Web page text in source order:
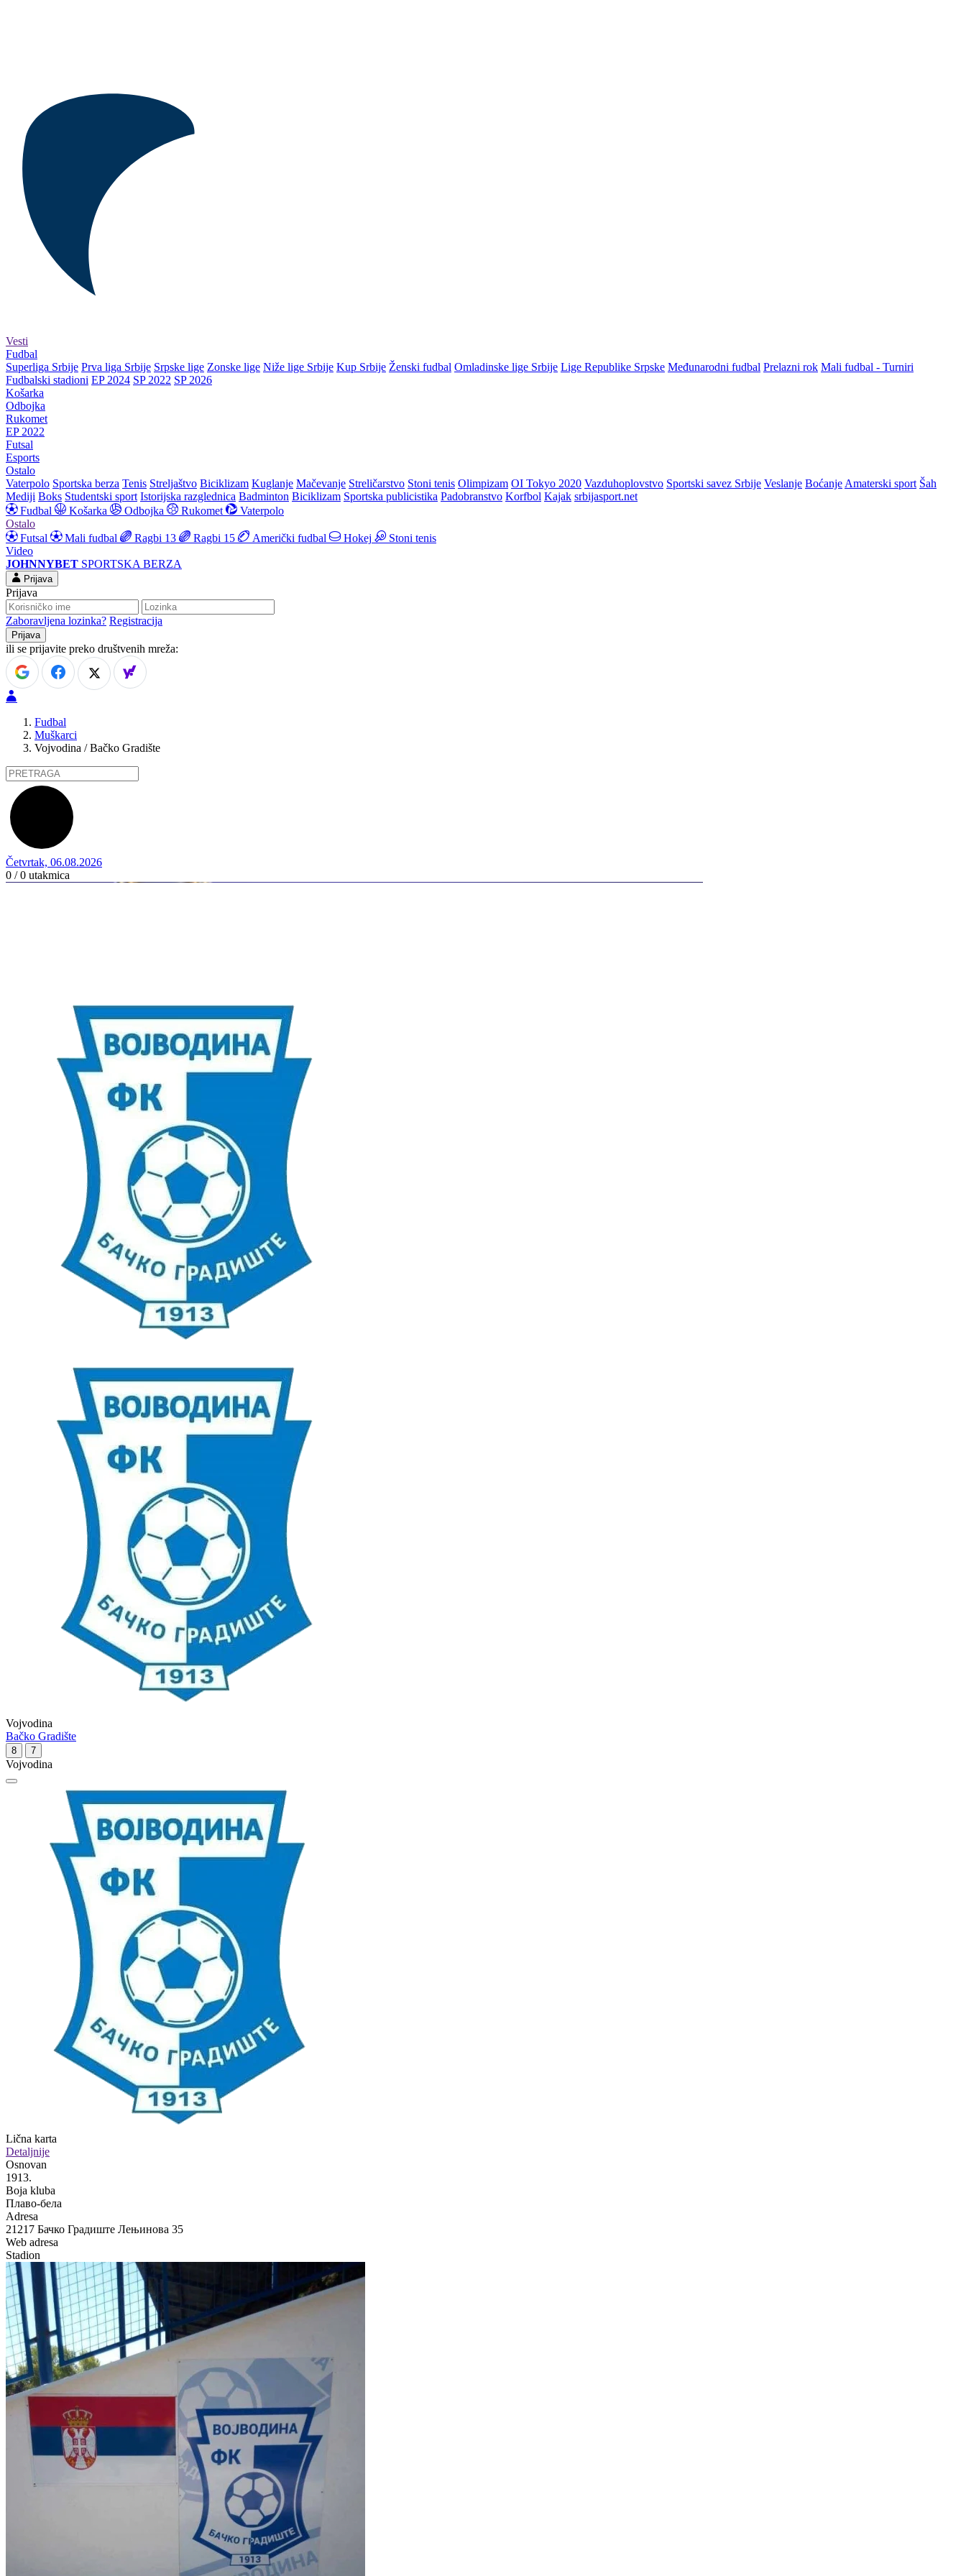
Vesti
Fudbal
Superliga Srbije Prva liga Srbije Srpske lige Zonske lige Niže lige Srbije Kup Srbije Ženski fudbal Omladinske lige Srbije Lige Republike Srpske Međunarodni fudbal Prelazni rok Mali fudbal - Turniri
Fudbalski stadioni EP 2024 SP 2022 SP 2026
Košarka
Odbojka
Rukomet
EP 2022
Futsal
Esports
Ostalo
Vaterpolo Sportska berza Tenis Streljaštvo Biciklizam Kuglanje Mačevanje Streličarstvo Stoni tenis Olimpizam OI Tokyo 2020 Vazduhoplovstvo Sportski savez Srbije Veslanje Boćanje Amaterski sport Šah
Mediji Boks Studentski sport Istorijska razglednica Badminton Biciklizam Sportska publicistika Padobranstvo Korfbol Kajak srbijasport.net
Fudbal
Košarka Odbojka Rukomet
Vaterpolo
Ostalo
Futsal
Mali fudbal Ragbi 13 Ragbi 15 Američki fudbal Hokej
Stoni tenis
Video
JOHNNYBET SPORTSKA BERZA
Prijava
Prijava
Zaboravljena lozinka? Registracija
ili se prijavite preko društvenih mreža:
Fudbal
Muškarci
Vojvodina / Bačko Gradište
Četvrtak, 06.08.2026
0 / 0 utakmica
Vojvodina
Bačko Gradište
8 7
Vojvodina
Lična karta
Detaljnije
Osnovan
1913.
Boja kluba
Плаво-бела
Adresa
21217 Бачко Градиште Лењинова 35
Web adresa
Stadion